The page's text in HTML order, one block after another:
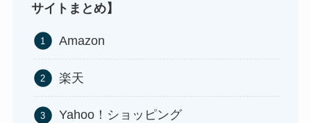
アサイーの冷凍はどこに売ってる？コストコや業
務スーパーで買える！
サイトまとめ】
Amazon
楽天
Yahoo！ショッピング